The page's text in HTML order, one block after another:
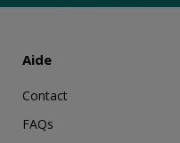
Aide
Contact
FAQs